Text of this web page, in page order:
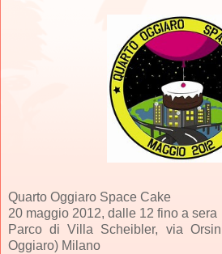
Quarto Oggiaro Space Cake
20 maggio 2012, dalle 12 fino a sera
Parco di Villa Scheibler, via
Oggiaro) Milano